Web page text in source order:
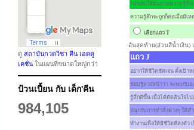
ไม่ชอบให้คนถามความรู้สึก
ความรู้สึกจะถูกก็ต่อเมื่อมีเห
เลือกแถว T
อันสุดท้าย(ส่วนสีน้ำเงิน)
แถว J
อยากให้ชีวิตชัดเจน ตั้งเป้าห
ชอบรู้ล่วงหน้าว่า จะพบกับอ
รู้สึกดีขึ้น เมื่อได้ตัดสินใจไ
สนุกกับการทำสิ่งต่างๆ ให้สำ
ทำงานเพื่อให้มีชีวิตที่ลงตัว
ดู สถาบันกวดวิชา คีน เอดดู
เคชั่น ในแผนที่ขนาดใหญ่กว่า
ป้วนเปี้ยน กับ เด็ก'คีน
984,105